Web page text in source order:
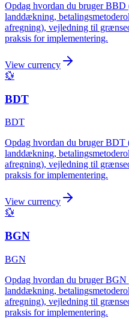
Opdag hvordan du bruger
landdækning,
afregning), vejledning til
praksis for implementering.
View currency
💱
BDT
BDT
Opdag hvordan du bruger
landdækning,
afregning), vejledning til
praksis for implementering.
View currency
💱
BGN
BGN
Opdag hvordan du bruger
landdækning,
afregning), vejledning til
praksis for implementering.